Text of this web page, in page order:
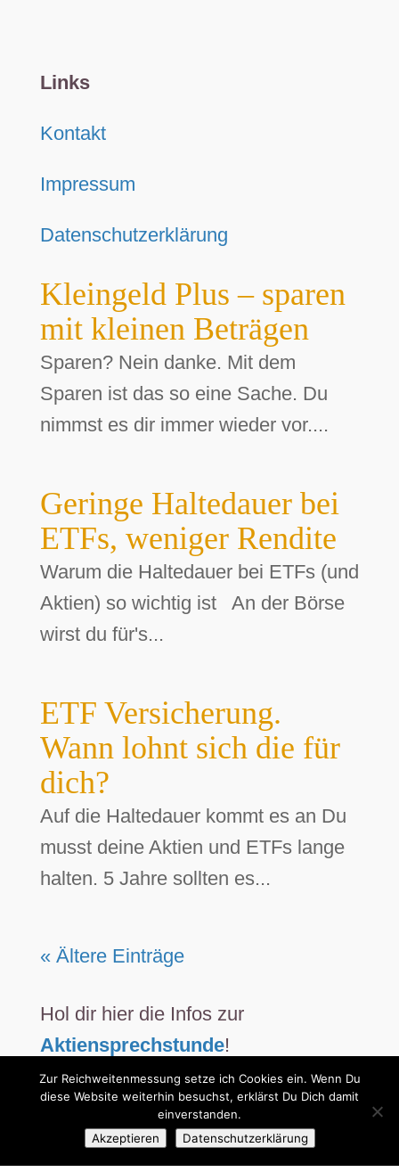
Links
Kontakt
Impressum
Datenschutzerklärung
Kleingeld Plus – sparen
mit kleinen Beträgen
Sparen? Nein danke. Mit dem
Sparen ist das so eine Sache. Du
nimmst es dir immer wieder vor....
Geringe Haltedauer bei
ETFs, weniger Rendite
Warum die Haltedauer bei ETFs (und
Aktien) so wichtig ist An der Börse
wirst du für's...
ETF Versicherung.
Wann lohnt sich die für
dich?
Auf die Haltedauer kommt es an Du
musst deine Aktien und ETFs lange
halten. 5 Jahre sollten es...
« Ältere Einträge
Hol dir hier die Infos zur
Aktiensprechstunde!
Zur Reichweitenmessung setze ich Cookies ein. Wenn Du
diese Website weiterhin besuchst, erklärst Du Dich damit
einverstanden.
Akzeptieren
Datenschutzerklärung